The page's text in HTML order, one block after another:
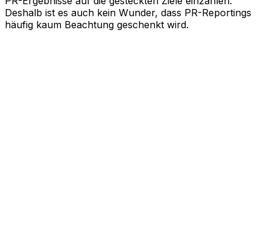
Deshalb ist es auch kein Wunder, dass PR-Reportings
häufig kaum Beachtung geschenkt wird.